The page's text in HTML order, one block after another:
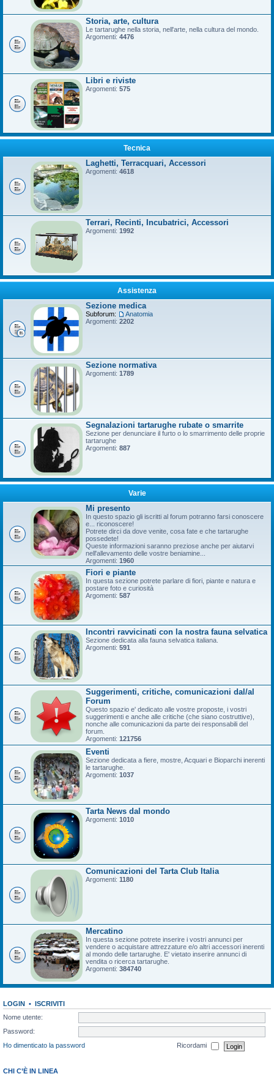
Storia, arte, cultura
Le tartarughe nella storia, nell'arte, nella cultura del mondo.
Argomenti: 4476
Libri e riviste
Argomenti: 575
Tecnica
Laghetti, Terracquari, Accessori
Argomenti: 4618
Terrari, Recinti, Incubatrici, Accessori
Argomenti: 1992
Assistenza
Sezione medica
Subforum:
Anatomia
Argomenti: 2202
Sezione normativa
Argomenti: 1789
Segnalazioni tartarughe rubate o smarrite
Sezione per denunciare il furto o lo smarrimento delle proprie
tartarughe
Argomenti: 887
Varie
Mi presento
In questo spazio gli iscritti al forum potranno farsi conoscere
e... riconoscere!
Potrete dirci da dove venite, cosa fate e che tartarughe
possedete!
Queste informazioni saranno preziose anche per aiutarvi
nell'allevamento delle vostre beniamine...
Argomenti: 1960
Fiori e piante
In questa sezione potrete parlare di fiori, piante e natura e
postare foto e curiosità
Argomenti: 587
Incontri ravvicinati con la nostra fauna selvatica
Sezione dedicata alla fauna selvatica italiana.
Argomenti: 591
Suggerimenti, critiche, comunicazioni dal/al
Forum
Questo spazio e' dedicato alle vostre proposte, i vostri
suggerimenti e anche alle critiche (che siano costruttive),
nonche alle comunicazioni da parte dei responsabili del
forum.
Argomenti: 121756
Eventi
Sezione dedicata a fiere, mostre, Acquari e Bioparchi inerenti
le tartarughe.
Argomenti: 1037
Tarta News dal mondo
Argomenti: 1010
Comunicazioni del Tarta Club Italia
Argomenti: 1180
Mercatino
In questa sezione potrete inserire i vostri annunci per
vendere o acquistare attrezzature e/o altri accessori inerenti
al mondo delle tartarughe. E' vietato inserire annunci di
vendita o ricerca tartarughe.
Argomenti: 384740
LOGIN • ISCRIVITI
Nome utente:
Password:
Ho dimenticato la password
Ricordami
CHI C’È IN LINEA